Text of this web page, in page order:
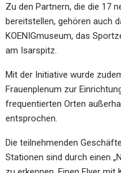
Zu den Partnern, die die 17
bereitstellen, gehören auch
KOENIGmuseum, das
am Isarspitz.
Mit der Initiative wurde
Frauenplenum zur
frequentierten Orten
entsprochen.
Die teilnehmenden
Stationen sind durch einen